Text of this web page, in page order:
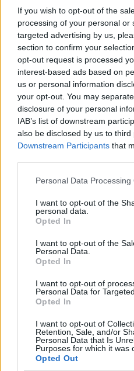
If you wish to opt-out of the
processing of your personal or
targeted advertising by us,
section to confirm your
opt-out request is processed
interest-based ads based on
us or personal information
your opt-out. You may
disclosure of your personal
IAB’s list of downstream
also be disclosed by us to third
Downstream Participants that
Please note that this website/
not limited to your visit or
grant or deny consent to
use your data for below
consent section.
Personal Data Processing
I want to opt-out of the
personal data.
Opted In
I want to opt-out of the
Personal Data.
Opted In
I want to opt-out of
Personal Data for
Opted In
I want to opt-out of
Retention, Sale, and/or
Personal Data that Is
Purposes for which it was
Opted Out
Analogamente, la
parte delle imprese non
secondo semestre del
quadro complessivo di
credito nell’economia
AUTORE
Francesca
Francesca Galli,
carriera dopo un
Vecchio: oggi cura
colonne su
redazione
impiego in banca.